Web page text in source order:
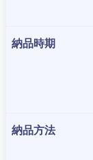
納品時期
納品方法